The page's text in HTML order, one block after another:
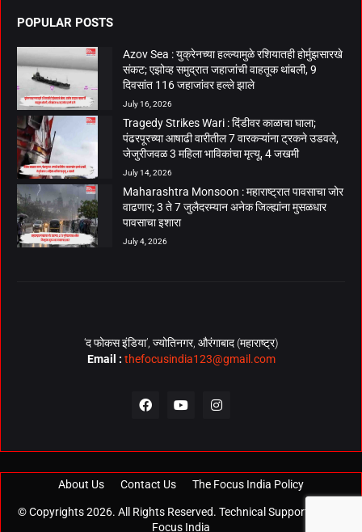
POPULAR POSTS
Azov Sea : युक्रेनच्या हल्ल्यामुळे रशियातही होर्मुझसारखे
संकट; एझोव्ह समुद्रात जहाजांची वाहतूक थांबली, 9
दिवसांत 116 जहाजांवर हल्ले झाले
July 16, 2026
Tragedy Strikes Wari : दिंडीवर काळाचा घाला;
पंढरपूरच्या आषाढी वारीतील 7 वारकऱ्यांना ट्रकने उडवले,
जेजुरीजवळ 3 महिला भाविकांचा मृत्यू, 4 जखमी
July 14, 2026
Maharashtra Monsoon : महाराष्ट्रात पावसाचा जोर
वाढणार; 3 ते 7 जुलैदरम्यान अनेक जिल्ह्यांना मुसळधार
पावसाचा इशारा
July 4, 2026
‘द फोकस इंडिया’, ज्योतिनगर, औरंगाबाद (महाराष्ट्र)
Email : thefocusindia123@gmail.com
© Copyrights 2026. All Rights Reserved. Technical Support by
Focus India
About Us Contact Us The Focus India Policy